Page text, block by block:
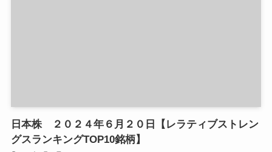
日本株 ２０２４年６月２０日【レラティブストレン
グスランキングTOP10銘柄】